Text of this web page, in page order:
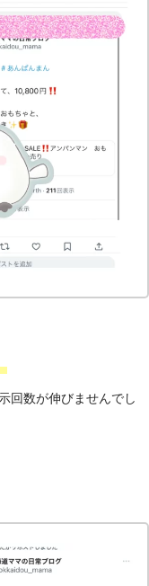
回数が伸びませんでし